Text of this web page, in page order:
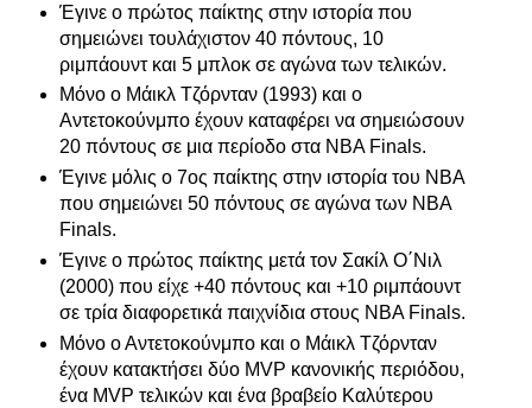
Έγινε ο πρώτος παίκτης στην ιστορία που
σημειώνει τουλάχιστον 40 πόντους, 10
ριμπάουντ και 5 μπλοκ σε αγώνα των τελικών.
Μόνο ο Μάικλ Τζόρνταν (1993) και ο
Αντετοκούνμπο έχουν καταφέρει να σημειώσουν
20 πόντους σε μια περίοδο στα NBA Finals.
Έγινε μόλις ο 7ος παίκτης στην ιστορία του ΝΒΑ
που σημειώνει 50 πόντους σε αγώνα των ΝΒΑ
Finals.
Έγινε ο πρώτος παίκτης μετά τον Σακίλ Ο΄Νιλ
(2000) που είχε +40 πόντους και +10 ριμπάουντ
σε τρία διαφορετικά παιχνίδια στους NBA Finals.
Μόνο ο Αντετοκούνμπο και ο Μάικλ Τζόρνταν
έχουν κατακτήσει δύο MVP κανονικής περιόδου,
ένα MVP τελικών και ένα βραβείο Καλύτερου